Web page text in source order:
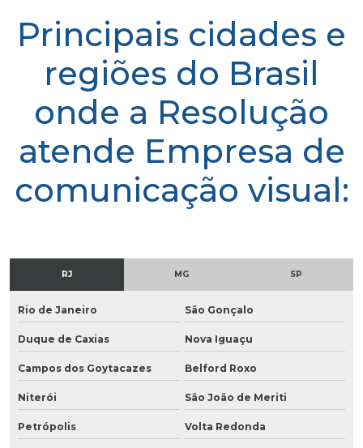
Principais cidades e
regiões do Brasil
onde a Resolução
atende Empresa de
comunicação visual:
RJ MG SP
Rio de Janeiro São Gonçalo
Duque de Caxias Nova Iguaçu
Campos dos Goytacazes Belford Roxo
Niterói São João de Meriti
Petrópolis Volta Redonda